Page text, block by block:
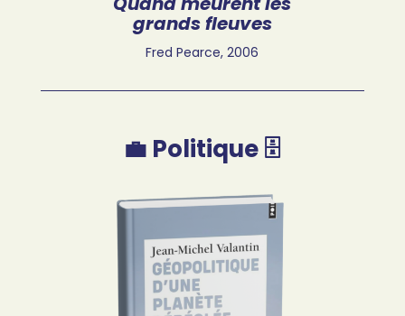
grands fleuves
Fred Pearce, 2006
💼 Politique 🗄️